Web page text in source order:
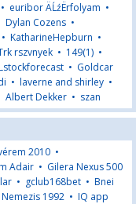
• euribor ÄĹźËrfolyam •
Dylan Cozens •
• KatharineHepburn •
rszvnyek • 149(1) •
• Goldcar
• laverne and shirley •
Albert Dekker • szan
2010 •
Adair • Gilera Nexus 500
• gclub168bet • Bnei
Nemezis 1992 • IQ app